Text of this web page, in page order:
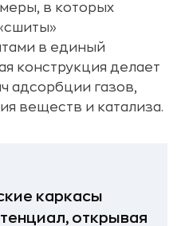
в которых
в единый
конструкция делает
адсорбции газов,
веществ и катализа.
каркасы
открывая